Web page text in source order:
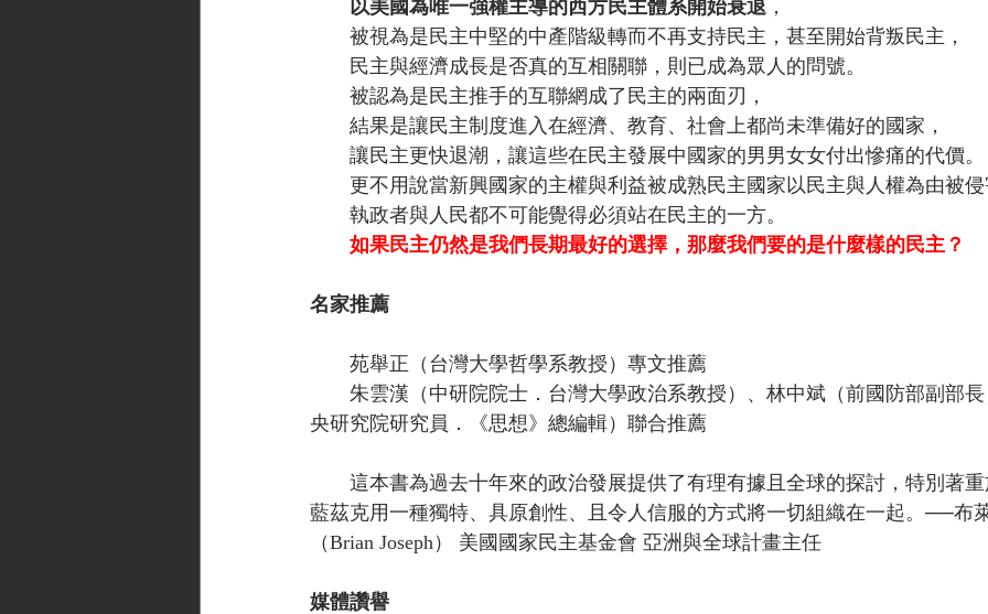
以美國為唯一強權主導的西方民主體系開始衰退 ，
被視為是民主中堅的中產階級轉而不再支持民主，甚至開始背叛民主，
民主與經濟成長是否真的互相關聯，則已成為眾人的問號。
被認為是民主推手的互聯網成了民主的兩面刃，
結果是讓民主制度進入在經濟、教育、社會上都尚未準備好的國家，
讓民主更快退潮，讓這些在民主發展中國家的男男女女付出慘痛的代價。
更不用說當新興國家的主權與利益被成熟民主國家以民主與人權為由被侵
執政者與人民都不可能覺得必須站在民主的一方。
如果民主仍然是我們長期最好的選擇，那麼我們要的是什麼樣的民主？
名家推薦
苑舉正（台灣大學哲學系教授）專文推薦
朱雲漢（中研院院士．台灣大學政治系教授）、林中斌（前國防部副部長
央研究院研究員．《思想》總編輯）聯合推薦
這本書為過去十年來的政治發展提供了有理有據且全球的探討，特別著重
藍茲克用一種獨特、具原創性、且令人信服的方式將一切組織在一起。──布
（Brian Joseph） 美國國家民主基金會 亞洲與全球計畫主任
媒體讚譽